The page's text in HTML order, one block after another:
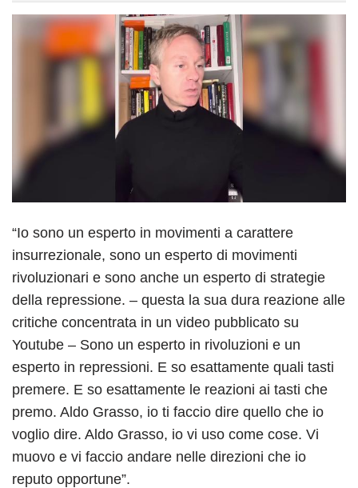
“Io sono un esperto in movimenti a carattere
insurrezionale, sono un esperto di movimenti
rivoluzionari e sono anche un esperto di strategie
della repressione. – questa la sua dura reazione alle
critiche concentrata in un video pubblicato su
Youtube – Sono un esperto in rivoluzioni e un
esperto in repressioni. E so esattamente quali tasti
premere. E so esattamente le reazioni ai tasti che
premo. Aldo Grasso, io ti faccio dire quello che io
voglio dire. Aldo Grasso, io vi uso come cose. Vi
muovo e vi faccio andare nelle direzioni che io
reputo opportune”.